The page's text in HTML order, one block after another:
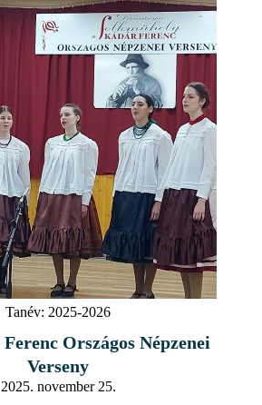
Tanév: 2025-2026
Országos Népzenei
Verseny
2025. november 25.